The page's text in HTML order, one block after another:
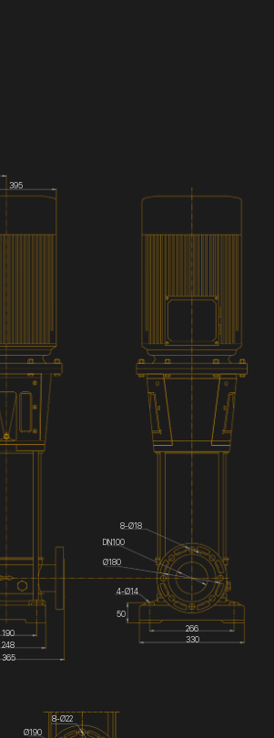
DN100
395
190
248
365
266
330
50
4-Ø14
Ø180
8-Ø18
8-Ø22
Ø190